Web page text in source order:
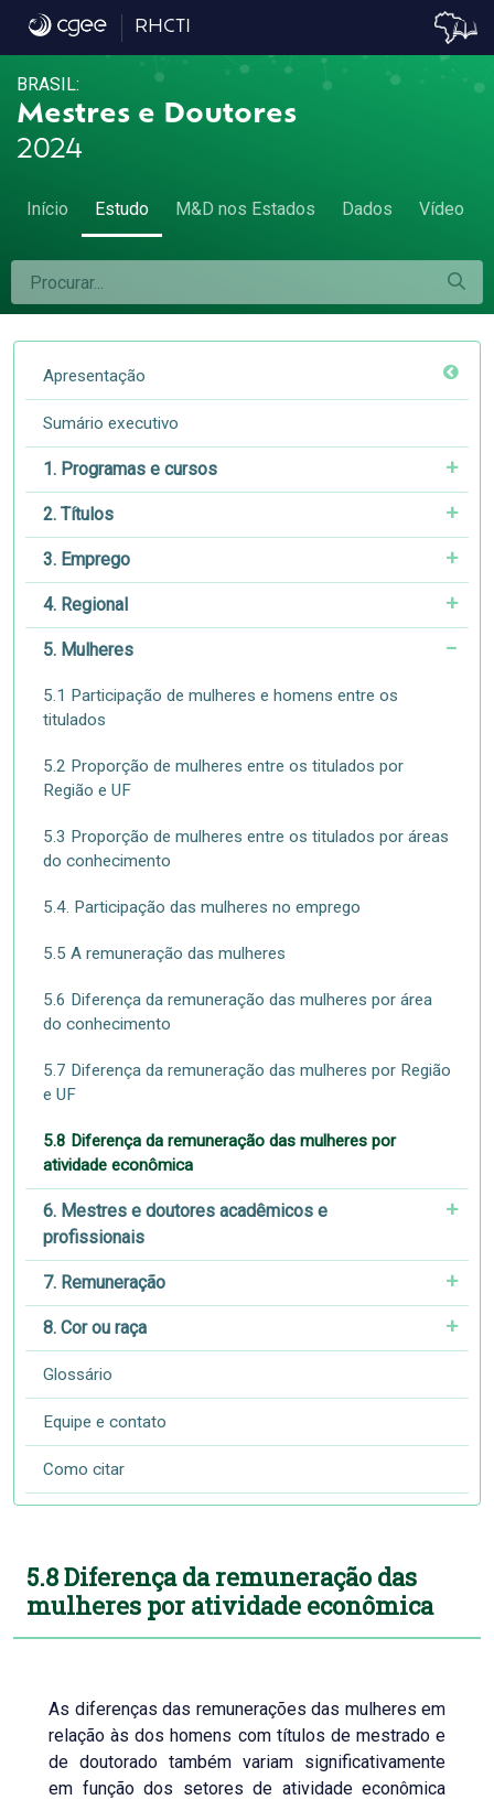
5.8 Diferença da remuneração das
RHCTI
BRASIL:
Mestres e Doutores
2024
Início Estudo M&D nos Estados Dados Vídeo
Apresentação
Sumário executivo
1. Programas e cursos
2. Títulos
3. Emprego
4. Regional
5. Mulheres
5.1 Participação de mulheres e homens entre os
titulados
5.2 Proporção de mulheres entre os titulados por
Região e UF
5.3 Proporção de mulheres entre os titulados por áreas
do conhecimento
5.4. Participação das mulheres no emprego
5.5 A remuneração das mulheres
5.6 Diferença da remuneração das mulheres por área
do conhecimento
5.7 Diferença da remuneração das mulheres por Região
e UF
5.8 Diferença da remuneração das mulheres por
atividade econômica
6. Mestres e doutores acadêmicos e
profissionais
7. Remuneração
8. Cor ou raça
Glossário
Equipe e contato
Como citar
5.8 Diferença da remuneração das
mulheres por atividade econômica
As diferenças das remunerações das mulheres em
relação às dos homens com títulos de mestrado e
de doutorado também variam significativamente
em função dos setores de atividade econômica